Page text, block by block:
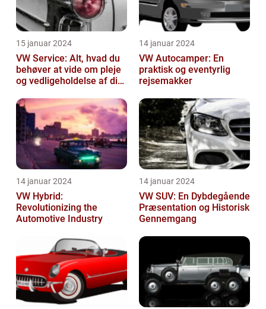
15 januar 2024
VW Service: Alt, hvad du
behøver at vide om pleje
og vedligeholdelse af din
14 januar 2024
VW Autocamper: En
praktisk og eventyrlig
rejsemakker
14 januar 2024
VW Hybrid:
Revolutionizing the
Automotive Industry
14 januar 2024
VW SUV: En Dybdegående
Præsentation og Historisk
Gennemgang